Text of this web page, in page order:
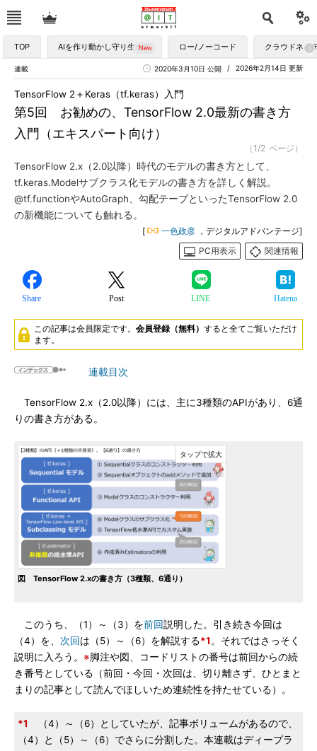
TOP AIを作り動かし守り生かす ロー/ノーコード クラウドネイ
連載 2026年2月14日 更新
2020年3月10日 公開
第5回 お勧めの、TensorFlow 2.0最新の書き方
入門（エキスパート向け）
TensorFlow 2＋Keras（tf.keras）入門
（1/2 ページ）
TensorFlow 2.x（2.0以降）時代のモデルの書き方として、
tf.keras.Modelサブクラス化モデルの書き方を詳しく解説。
@tf.functionやAutoGraph、勾配テープといったTensorFlow 2.0
の新機能についても触れる。
[ 一色政彦 ，デジタルアドバンテージ]
PC用表示
関連情報
Share Post LINE Hatena
この記事は会員限定です。 会員登録（無料） すると全てご覧いただけ
ます。
連載目次
TensorFlow 2.x（2.0以降）には、主に3種類のAPIがあり、6通
りの書き方がある。
図 TensorFlow 2.xの書き方（3種類、6通り）
このうち、（1）～（3）を前回説明した。引き続き今回は
（4）を、 次回は（5）～（6）を解説する*1 。それではさっそく
説明に入ろう。 ※脚注や図、コードリストの番号は前回からの続
き番号としている（前回・今回・次回は、切り離さず、ひとまと
まりの記事として読んでほしいため連続性を持たせている）。
*1
（4）～（6）としていたが、記事ボリュームがあるので、
（4）と（5）～（6）でさらに分割した。本連載はディープラ